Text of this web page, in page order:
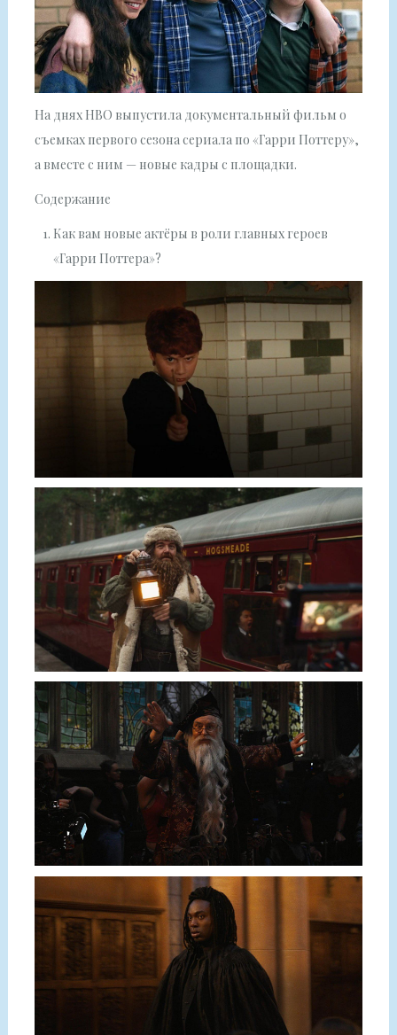
На днях HBO выпустила документальный фильм о
съемках первого сезона сериала по «Гарри Поттеру»,
а вместе с ним — новые кадры с площадки.
Содержание
Как вам новые актёры в роли главных героев
«Гарри Поттера»?